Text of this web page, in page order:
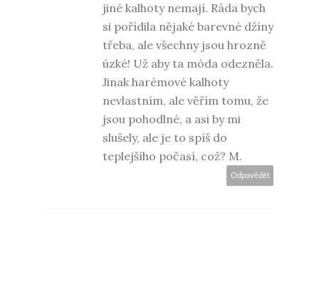
jiné kalhoty nemají. Ráda bych
si pořídila nějaké barevné džíny
třeba, ale všechny jsou hrozně
úzké! Už aby ta móda odezněla.
Jinak harémové kalhoty
nevlastním, ale věřím tomu, že
jsou pohodlné, a asi by mi
slušely, ale je to spíš do
teplejšího počasí, což? M.
Odpovědět